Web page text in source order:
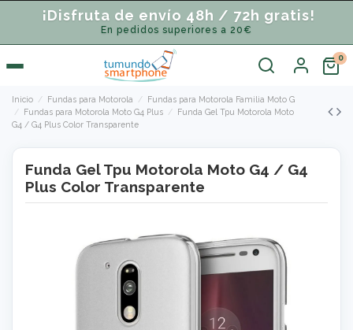
¡Disfruta de envío 48h / 72h gratis!
En pedidos superiores a 20€
Inicio Fundas para Motorola
Fundas para Motorola Familia Moto G
Fundas para Motorola Moto G4 Plus
Funda Gel Tpu Motorola Moto
G4 / G4 Plus Color Transparente
Funda Gel Tpu Motorola Moto G4 / G4
Plus Color Transparente